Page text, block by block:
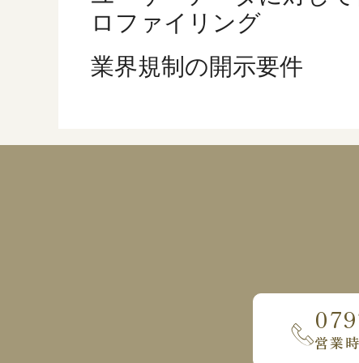
ロファイリング
業界規制の開示要件
営業